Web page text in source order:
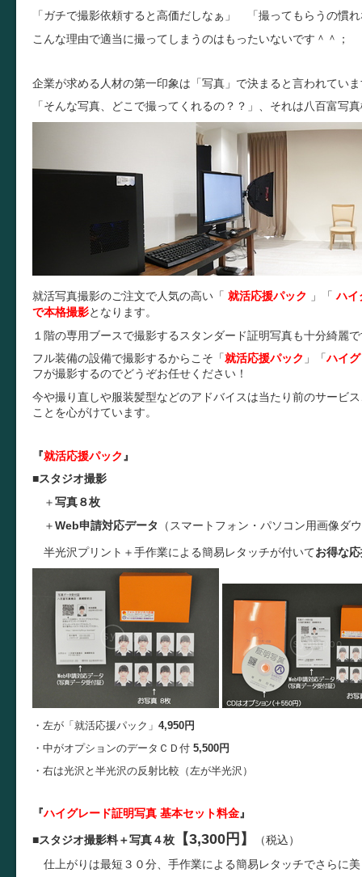
「ガチで撮影依頼すると高価だしなぁ」 「撮ってもらうの慣
こんな理由で適当に撮ってしまうのはもったいないです＾＾；
企業が求める人材の第一印象は「写真」で決まると言われてい
「そんな写真、どこで撮ってくれるの？？」、それは八百富写
就活写真撮影のご注文で人気の高い「 就活応援パック 」 「ハイ
で本格撮影となります。
１階の専用ブースで撮影するスタンダード証明写真も十分綺麗
フル装備の設備で撮影するからこそ 「就活応援パック 」 「ハイ
フが撮影するのでどうぞお任せください！
今や撮り直しや服装髪型などのアドバイスは当たり前のサービ
ことを心がけています。
『就活応援パック 』
■スタジオ撮影
＋写真８枚
＋Web申請対応データ （スマートフォン・パソコン用画像ダ
半光沢プリント＋手作業による簡易レタッチが付いてお得な
・左が「就活応援パック」 4,950円
・中がオプションのデータＣＤ付 5,500円
・右は光沢と半光沢の反射比較（左が半光沢）
『ハイグレード証明写真 基本セット料金』
■スタジオ撮影料＋写真４枚 【3,300円】
（税込）
仕上がりは最短３０分、手作業による簡易レタッチでさらに